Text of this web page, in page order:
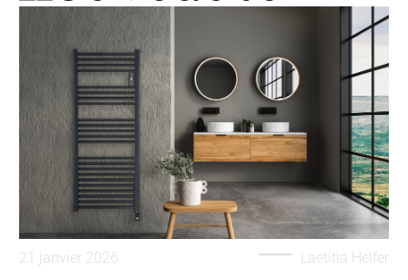
21 janvier 2026 Laetitia Helfer